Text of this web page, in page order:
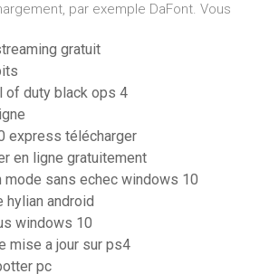
par exemple DaFont. Vous
gratuit
of duty black ops 4
express télécharger
en ligne gratuitement
mode sans echec windows 10
hylian android
windows 10
mise a jour sur ps4
pc